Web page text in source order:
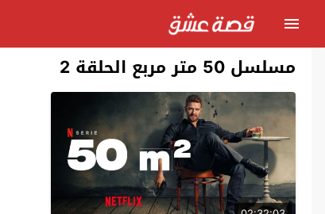
مسلسل 50 متر مربع الحلقة 2